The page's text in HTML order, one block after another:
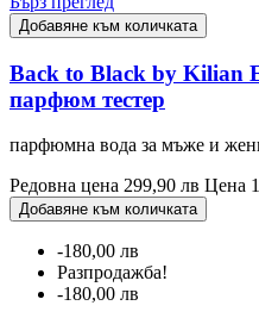
Добавяне към количката
Back to Black by Kilian
парфюм тестер
парфюмна вода за мъже и
Редовна цена 299,90 лв Цена
Добавяне към количката
-180,00 лв
Разпродажба!
-180,00 лв